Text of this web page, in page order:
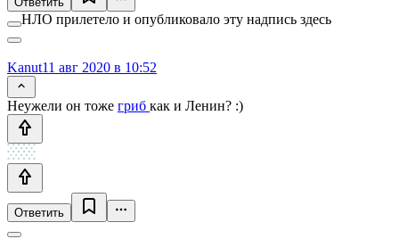
НЛО прилетело и опубликовало эту надпись здесь
Kanut11 авг 2020 в 10:52
Неужели он тоже гриб как и Ленин? :)
Ответить